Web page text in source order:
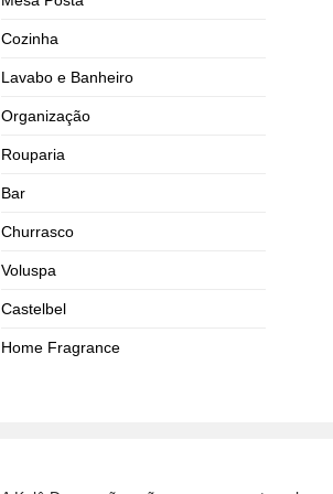
Cozinha
Lavabo e Banheiro
Organização
Rouparia
Bar
Churrasco
Voluspa
Castelbel
Home Fragrance